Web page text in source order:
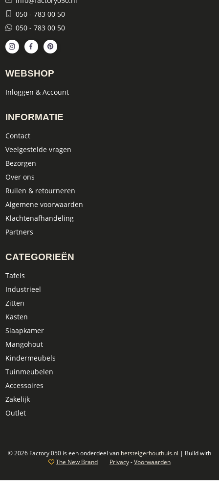
050 - 783 00 50
050 - 783 00 50
WEBSHOP
Inloggen & Account
INFORMATIE
Contact
Veelgestelde vragen
Bezorgen
Over ons
Ruilen & retourneren
Algemene voorwaarden
Klachtenafhandeling
Partners
CATEGORIEËN
Tafels
Industrieel
Zitten
Kasten
Slaapkamer
Mangohout
Kindermeubels
Tuinmeubelen
Accessoires
Zakelijk
Outlet
© 2026 Factory 050 is een onderdeel van hetsteigerhouthuis.nl | Build with
The New Brand
Privacy-Voorwaarden